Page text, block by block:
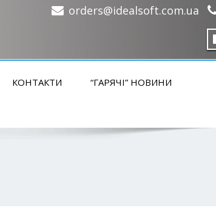
orders@idealsoft.com.ua
КОНТАКТИ
“ГАРЯЧІ” НОВИНИ